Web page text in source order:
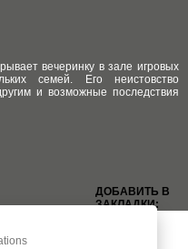
вечеринку в зале игровых
семей. Его неистовство
и возможные последствия
ДОБАВИТЬ В
ЗАКЛАДКИ: